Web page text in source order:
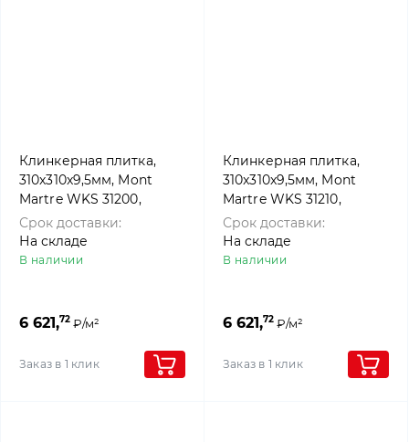
Клинкерная плитка,
310x310x9,5мм, Mont
Martre WKS 31200,
Westerwalder klinker
Срок доставки:
На складе
В наличии
6 621,72 ₽/м²
Заказ в 1 клик
Клинкерная плитка,
310x310x9,5мм, Mont
Martre WKS 31210,
Westerwalder klinker
Срок доставки:
На складе
В наличии
6 621,72 ₽/м²
Заказ в 1 клик